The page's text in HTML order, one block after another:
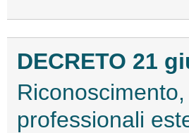
DECRETO 21
professionali